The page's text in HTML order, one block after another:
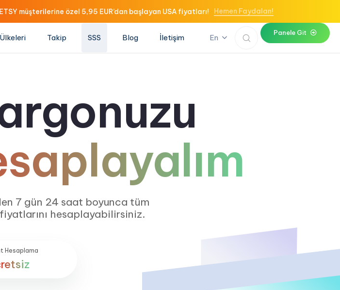
ETSY müşterilerine özel 5,95 EUR’dan başlayan USA fiyatları! Hemen Faydalan!
Takip SSS Blog İletişim En
Panele Git
7 gün 24 saat boyunca tüm
hesaplayabilirsiniz.
Hesaplama